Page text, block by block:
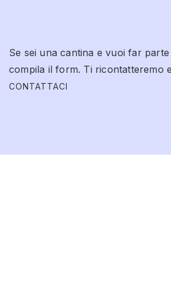
Se sei una cantina e vuoi far
compila il form. Ti ricontatteremo
CONTATTACI